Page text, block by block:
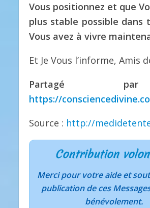
Vous positionnez et que
plus stable possible dans
Vous avez à vivre
Et Je Vous l’informe, Amis
Partagé
https://
Source : http://
Contribution
Merci pour votre aide et
publication de ces
bénévolement.